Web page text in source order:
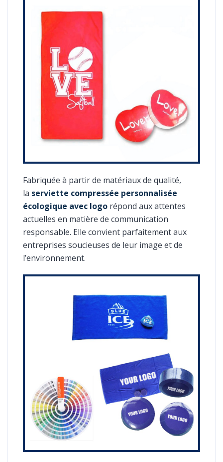
Fabriquée à partir de matériaux de qualité,
la serviette compressée personnalisée
écologique avec logo répond aux attentes
actuelles en matière de communication
responsable. Elle convient parfaitement aux
entreprises soucieuses de leur image et de
l’environnement.